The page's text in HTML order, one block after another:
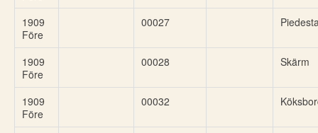
1909
Före
00027
1909
Före
00028 Skärm
1909
Före
00032